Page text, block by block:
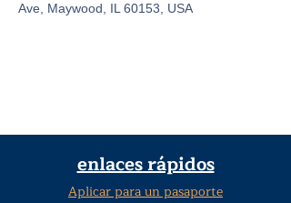
Ave, Maywood, IL 60153, USA
enlaces rápidos
Aplicar para un pasaporte